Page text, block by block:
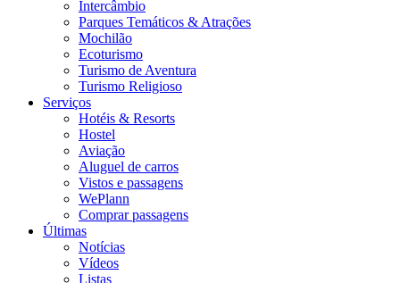
Intercâmbio
Parques Temáticos & Atrações
Mochilão
Ecoturismo
Turismo de Aventura
Turismo Religioso
Serviços
Hotéis & Resorts
Hostel
Aviação
Aluguel de carros
Vistos e passagens
WePlann
Comprar passagens
Últimas
Notícias
Vídeos
Listas